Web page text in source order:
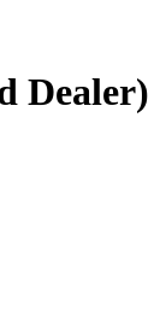
Dealer)